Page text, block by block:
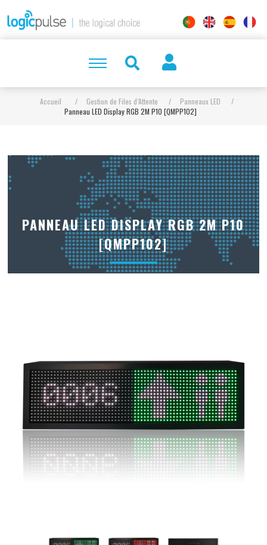
Accueil / Gestion de Files d’Attente / Panneaux LED
/
Panneau LED Display RGB 2M P10 [QMPP102]
PANNEAU LED DISPLAY RGB 2M P10
[QMPP102]